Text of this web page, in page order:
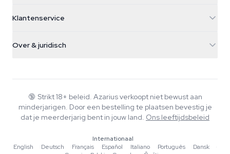
Nederland
+31(0)204897914
Smokeshop
Klantenservice
Retourbeleid
Veelgestelde vragen
Privacybeleid
Over & juridisch
Wiki
Muziek
Redactionele normen
🔞 Strikt 18+ beleid. Azarius verkoopt niet bewust aan
minderjarigen. Door een bestelling te plaatsen bevestig je
dat je meerderjarig bent in jouw land. Ons leeftijdsbeleid
Internationaal
English
·Deutsch ·Français ·Español ·Italiano ·Português ·Dansk
·